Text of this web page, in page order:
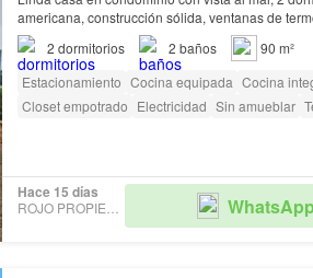
americana, construcción sólida, ventanas de
2 dormitorios 2 baños
90 m²
Estacionamiento Cocina equipada Cocina
Closet empotrado Electricidad Sin amueblar
Hace 15 días
WhatsApp